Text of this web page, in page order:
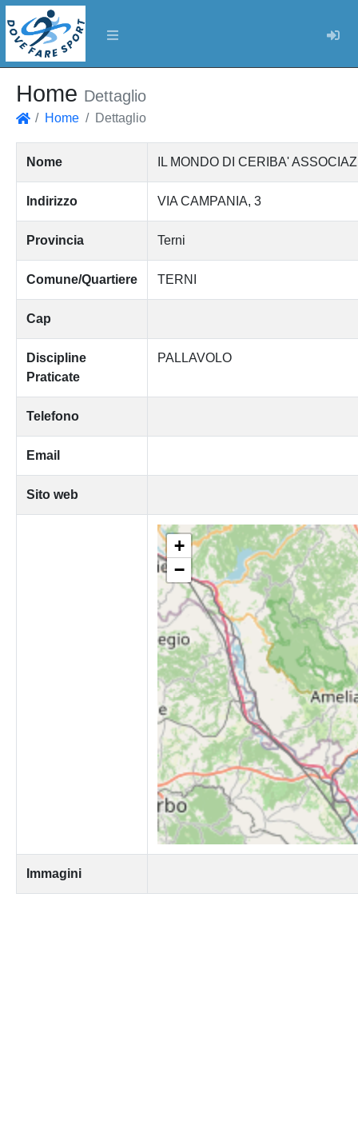
Home Dettaglio
Home Dettaglio
Nome IL MONDO DI CERIBA'
Indirizzo VIA CAMPANIA, 3
Provincia Terni
Comune/Quartiere TERNI
Cap
Discipline
Praticate
PALLAVOLO
Telefono
Email
Sito web
+
−
Immagini